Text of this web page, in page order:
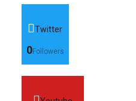
Twitter
0Followers